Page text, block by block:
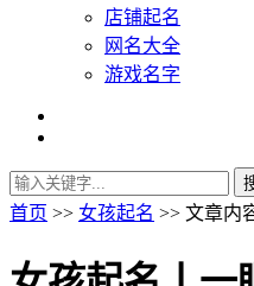
店铺起名
网名大全
游戏名字
首页 >> 女孩起名 >> 文章内